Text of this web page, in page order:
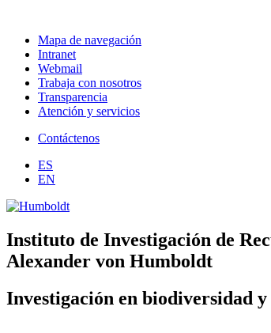
Mapa de navegación
Intranet
Webmail
Trabaja con nosotros
Transparencia
Atención y servicios
Contáctenos
ES
EN
Instituto de Investigación de
Alexander von Humboldt
Investigación en biodiversidad y